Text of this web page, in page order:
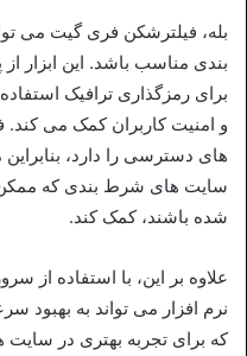
بله، فیلترشکن فری‌ گیت می‌
برای رمزگذاری ترافیک
و امنیت کاربران کمک می‌
های دسترسی را دارد،
سایت‌ های شرط‌ بندی که
شده باشند، کمک کند.
علاوه بر این، با استفاده از
نرم‌ افزار می‌ تواند به بهبود
که برای تجربه بهتری در